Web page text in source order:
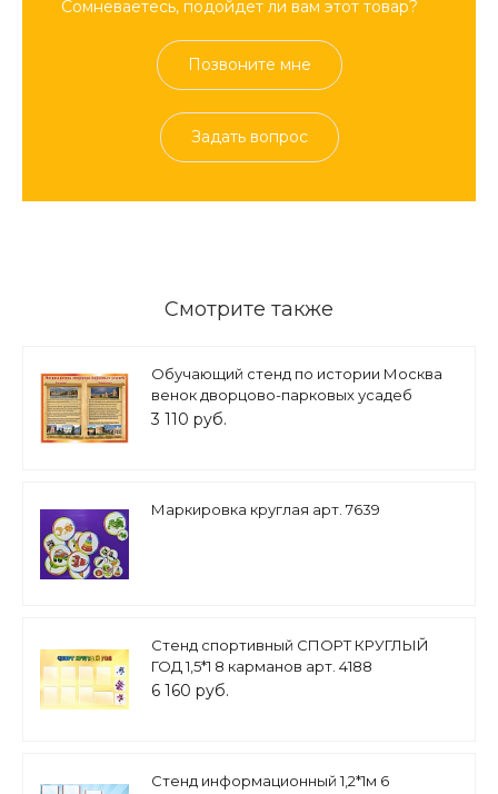
Сомневаетесь, подойдет ли вам этот товар?
Позвоните мне
Задать вопрос
Смотрите также
Обучающий стенд по истории Москва
венок дворцово-парковых усадеб
1*0,85м арт. 3172
3 110 руб.
Маркировка круглая арт. 7639
Стенд спортивный СПОРТ КРУГЛЫЙ
ГОД 1,5*1 8 карманов арт. 4188
6 160 руб.
Стенд информационный 1,2*1м 6